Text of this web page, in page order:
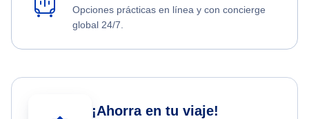
Opciones prácticas en línea y con concierge
global 24/7.
¡Ahorra en tu viaje!